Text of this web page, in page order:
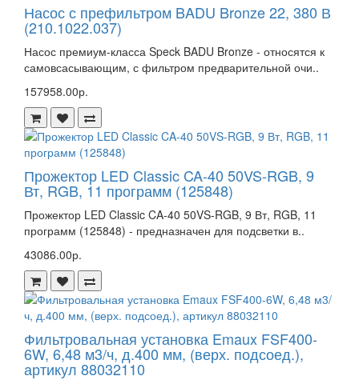
Насос с префильтром BADU Bronze 22, 380 В
(210.1022.037)
Насос премиум-класса Speck BADU Bronze - относятся к
самовсасывающим, с фильтром предварительной очи..
157958.00р.
Прожектор LED Classic CA-40 50VS-RGB, 9
Вт, RGB, 11 программ (125848)
Прожектор LED Classic CA-40 50VS-RGB, 9 Вт, RGB, 11
программ (125848) - предназначен для подсветки в..
43086.00р.
Фильтровальная установка Emaux FSF400-
6W, 6,48 м3/ч, д.400 мм, (верх. подсоед.),
артикул 88032110